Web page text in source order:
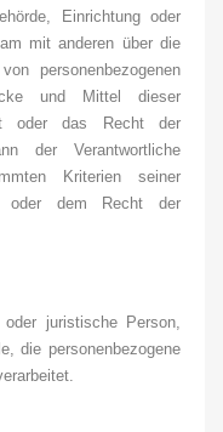
Einrichtung oder
mit anderen über die
personenbezogenen
und Mittel dieser
oder das Recht der
der Verantwortliche
Kriterien seiner
oder dem Recht der
juristische Person,
die personenbezogene